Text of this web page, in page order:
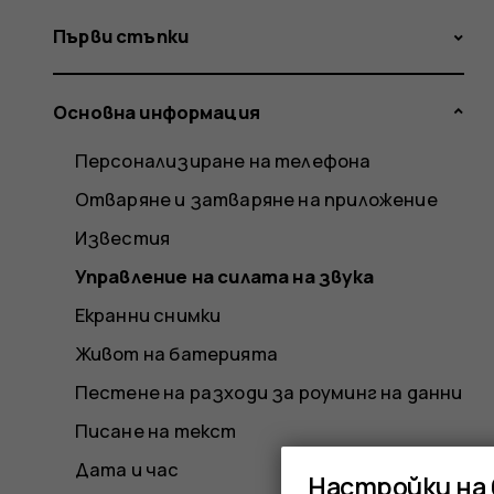
Първи стъпки
Основна информация
Персонализиране на телефона
Отваряне и затваряне на приложение
Известия
Управление на силата на звука
Екранни снимки
Живот на батерията
Пестене на разходи за роуминг на данни
Писане на текст
Дата и час
Настройки